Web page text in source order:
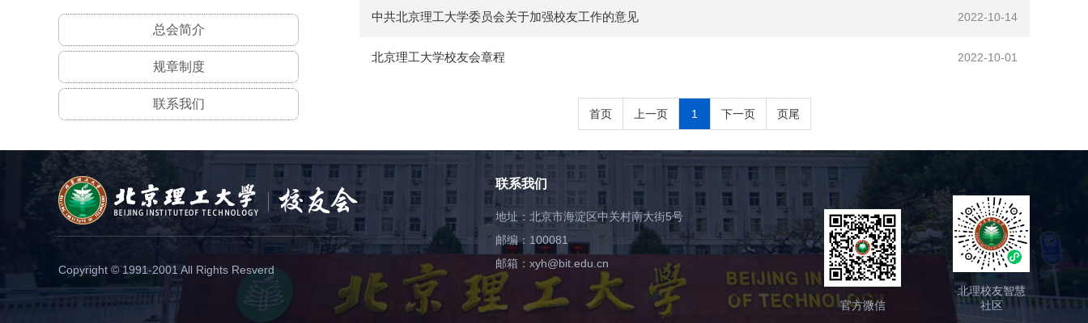
总会简介
规章制度
联系我们
2022-10-14
中共北京理工大学委员会关于加强校友工作的意见
2022-10-01
北京理工大学校友会章程
首页 上一页 1 下一页 页尾
联系我们
地址：北京市海淀区中关村南大街5号
邮编：100081
邮箱：xyh@bit.edu.cn
官方微信
北理校友智慧
社区
Copyright © 1991-2001 All Rights Resverd